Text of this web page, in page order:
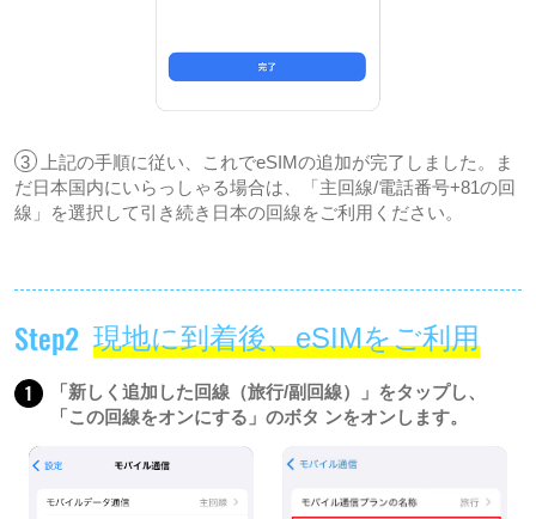
3
上記の手順に従い、これでeSIMの追加が完了しました。ま
だ日本国内にいらっしゃる場合は、「主回線/電話番号+81の回
線」を選択して引き続き日本の回線をご利用ください。
Step2 現地に到着後、eSIMをご利用
1
「新しく追加した回線（旅行/副回線）」をタップし、
「この回線をオンにする」のボタ ンをオンします。